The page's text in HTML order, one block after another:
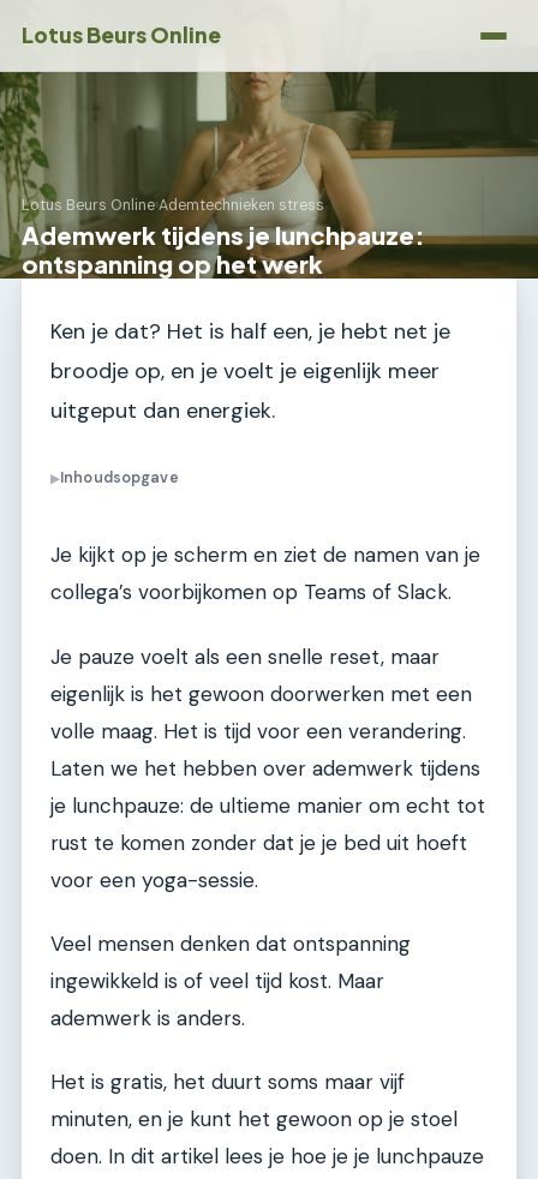
Lotus Beurs Online
Lotus Beurs Online›Ademtechnieken stress
Ademwerk tijdens je lunchpauze:
ontspanning op het werk
Ken je dat? Het is half een, je hebt net je
broodje op, en je voelt je eigenlijk meer
uitgeput dan energiek.
▶Inhoudsopgave
Je kijkt op je scherm en ziet de namen van je
collega’s voorbijkomen op Teams of Slack.
Je pauze voelt als een snelle reset, maar
eigenlijk is het gewoon doorwerken met een
volle maag. Het is tijd voor een verandering.
Laten we het hebben over ademwerk tijdens
je lunchpauze: de ultieme manier om echt tot
rust te komen zonder dat je je bed uit hoeft
voor een yoga-sessie.
Veel mensen denken dat ontspanning
ingewikkeld is of veel tijd kost. Maar
ademwerk is anders.
Het is gratis, het duurt soms maar vijf
minuten, en je kunt het gewoon op je stoel
doen. In dit artikel lees je hoe je je lunchpauze